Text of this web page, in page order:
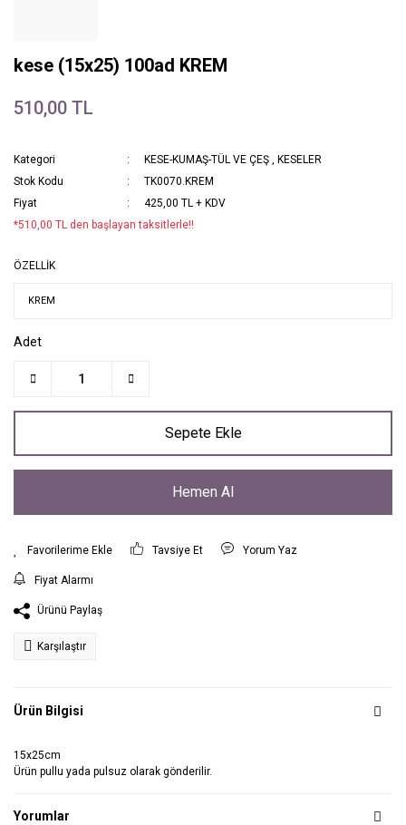
kese (15x25) 100ad KREM
510,00 TL
Kategori KESE-KUMAŞ-TÜL VE ÇEŞ , KESELER
Stok Kodu
TK0070.KREM
Fiyat
425,00 TL + KDV
*510,00 TL den başlayan taksitlerle!!
ÖZELLİK
Adet
Sepete Ekle
Hemen Al
Tavsiye Et Yorum Yaz
Fiyat Alarmı
Ürünü Paylaş
Karşılaştır
Ürün Bilgisi
15x25cm
Ürün pullu yada pulsuz olarak gönderilir.
Yorumlar